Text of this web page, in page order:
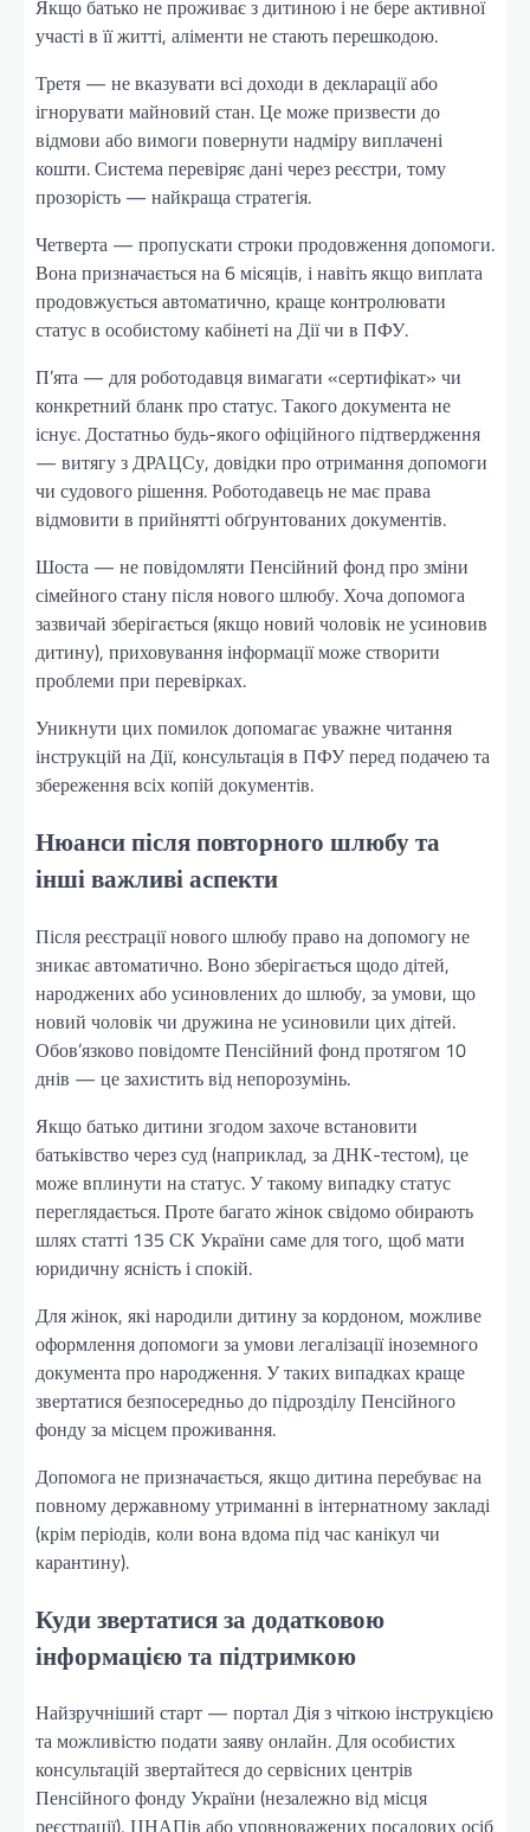
Якщо батько не проживає з дитиною і не бере активної
участі в її житті, аліменти не стають перешкодою.
Третя — не вказувати всі доходи в декларації або
ігнорувати майновий стан. Це може призвести до
відмови або вимоги повернути надміру виплачені
кошти. Система перевіряє дані через реєстри, тому
прозорість — найкраща стратегія.
Четверта — пропускати строки продовження допомоги.
Вона призначається на 6 місяців, і навіть якщо виплата
продовжується автоматично, краще контролювати
статус в особистому кабінеті на Дії чи в ПФУ.
П’ята — для роботодавця вимагати «сертифікат» чи
конкретний бланк про статус. Такого документа не
існує. Достатньо будь-якого офіційного підтвердження
— витягу з ДРАЦСу, довідки про отримання допомоги
чи судового рішення. Роботодавець не має права
відмовити в прийнятті обґрунтованих документів.
Шоста — не повідомляти Пенсійний фонд про зміни
сімейного стану після нового шлюбу. Хоча допомога
зазвичай зберігається (якщо новий чоловік не усиновив
дитину), приховування інформації може створити
проблеми при перевірках.
Уникнути цих помилок допомагає уважне читання
інструкцій на Дії, консультація в ПФУ перед подачею та
збереження всіх копій документів.
Нюанси після повторного шлюбу та
інші важливі аспекти
Після реєстрації нового шлюбу право на допомогу не
зникає автоматично. Воно зберігається щодо дітей,
народжених або усиновлених до шлюбу, за умови, що
новий чоловік чи дружина не усиновили цих дітей.
Обов’язково повідомте Пенсійний фонд протягом 10
днів — це захистить від непорозумінь.
Якщо батько дитини згодом захоче встановити
батьківство через суд (наприклад, за ДНК-тестом), це
може вплинути на статус. У такому випадку статус
переглядається. Проте багато жінок свідомо обирають
шлях статті 135 СК України саме для того, щоб мати
юридичну ясність і спокій.
Для жінок, які народили дитину за кордоном, можливе
оформлення допомоги за умови легалізації іноземного
документа про народження. У таких випадках краще
звертатися безпосередньо до підрозділу Пенсійного
фонду за місцем проживання.
Допомога не призначається, якщо дитина перебуває на
повному державному утриманні в інтернатному закладі
(крім періодів, коли вона вдома під час канікул чи
карантину).
Куди звертатися за додатковою
інформацією та підтримкою
Найзручніший старт — портал Дія з чіткою інструкцією
та можливістю подати заяву онлайн. Для особистих
консультацій звертайтеся до сервісних центрів
Пенсійного фонду України (незалежно від місця